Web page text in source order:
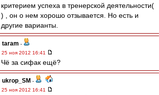
критерием успеха в тренерской деятельности(
) , он о нем хорошо отзывается. Но есть и
другие варианты.
taram -
25 ноя 2012 16:41
Чё за сифак ещё?
ukrop_SM -
25 ноя 2012 16:41